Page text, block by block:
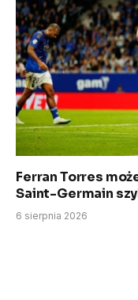
Ferran Torres
Saint-Germain
6 sierpnia 2026